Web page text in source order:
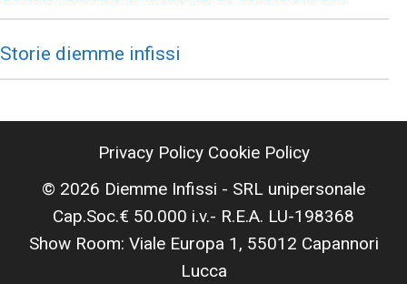
Storie diemme infissi
Privacy Policy Cookie Policy
© 2026 Diemme Infissi - SRL unipersonale
Cap.Soc.€ 50.000 i.v.- R.E.A. LU-198368
Show Room: Viale Europa 1, 55012 Capannori
Lucca